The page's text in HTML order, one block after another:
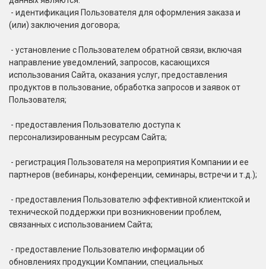
- идентификация Пользователя для оформления заказа и
(или) заключения договора;
- установление с Пользователем обратной связи, включая
направление уведомлений, запросов, касающихся
использования Сайта, оказания услуг, предоставления
продуктов в пользование, обработка запросов и заявок от
Пользователя;
- предоставления Пользователю доступа к
персонализированным ресурсам Сайта;
- регистрация Пользователя на мероприятия Компании и ее
партнеров (вебинары, конференции, семинары, встречи и т.д.);
- предоставления Пользователю эффективной клиентской и
технической поддержки при возникновении проблем,
связанных с использованием Сайта;
- предоставление Пользователю информации об
обновлениях продукции Компании, специальных